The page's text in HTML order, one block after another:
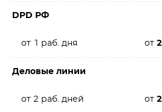
DPD РФ
от 1 раб. дня от
Деловые линии
от 2 раб. дней от